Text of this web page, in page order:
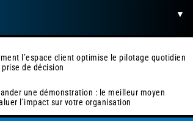
l’espace client optimise le pilotage quotidien
de décision
une démonstration : le meilleur moyen
l’impact sur votre organisation